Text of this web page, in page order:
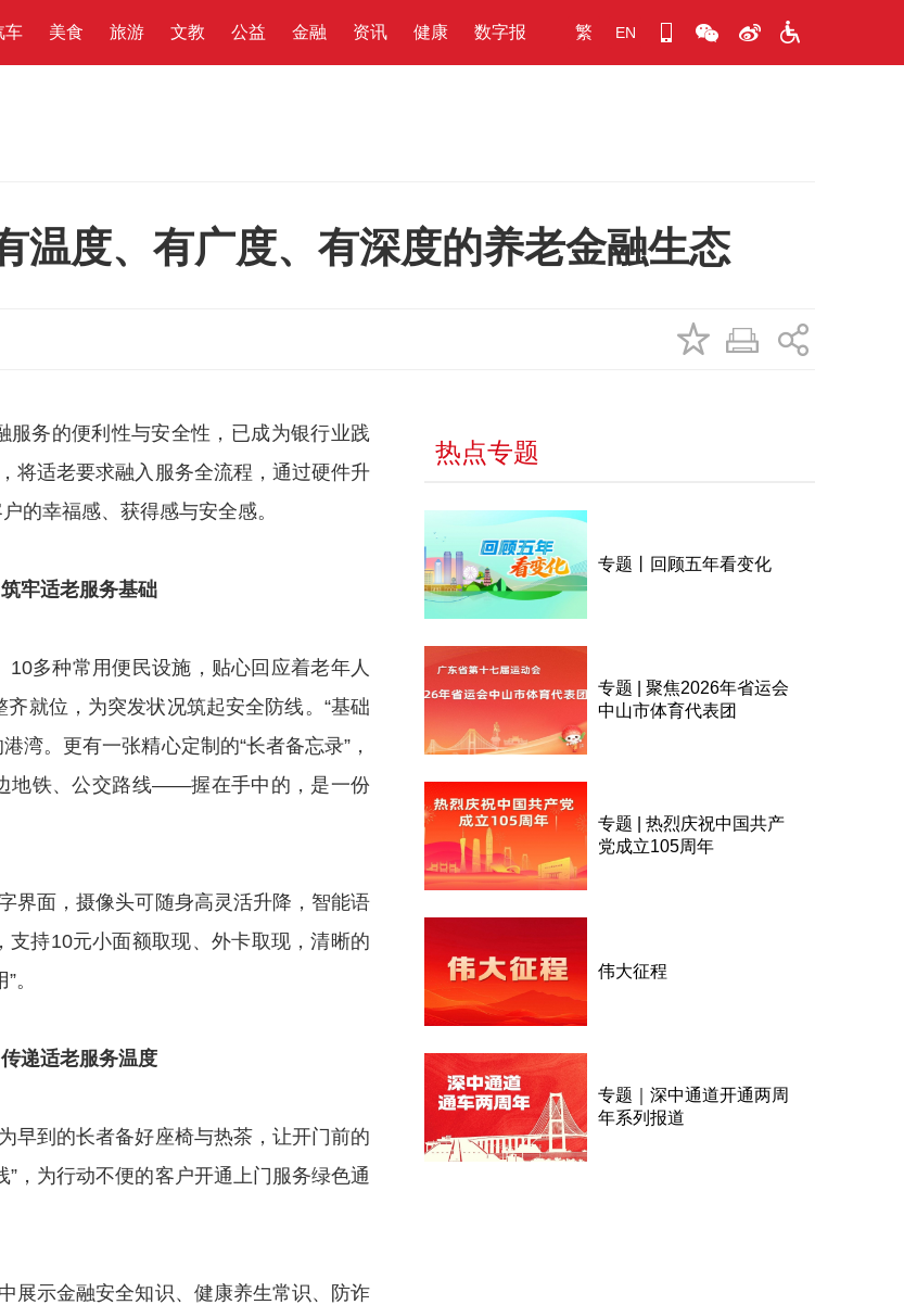
车 美食 旅游 文教 公益 金融 资讯 健康 数字报 繁 EN
温度、有广度、有深度的养老金融生态
服务的便利性与安全性，已成为银行业践
将适老要求融入服务全流程，通过硬件升
的幸福感、获得感与安全感。
筑牢适老服务基础
多种常用便民设施，贴心回应着老年人
就位，为突发状况筑起安全防线。“基础
湾。更有一张精心定制的“长者备忘录”，
地铁、公交路线——握在手中的，是一份
界面，摄像头可随身高灵活升降，智能语
持10元小面额取现、外卡取现，清晰的
。
传递适老服务温度
早到的长者备好座椅与热茶，让开门前的
，为行动不便的客户开通上门服务绿色通
展示金融安全知识、健康养生常识、防诈
热点专题
专题丨回顾五年看变化
专题 | 聚焦2026年省运会
中山市体育代表团
专题 | 热烈庆祝中国共产
党成立105周年
伟大征程
专题｜深中通道开通两周
年系列报道